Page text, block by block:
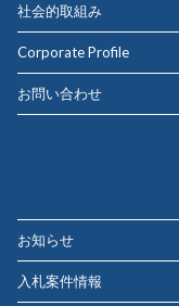
社会的取組み
Corporate Profile
お問い合わせ
お知らせ
入札案件情報